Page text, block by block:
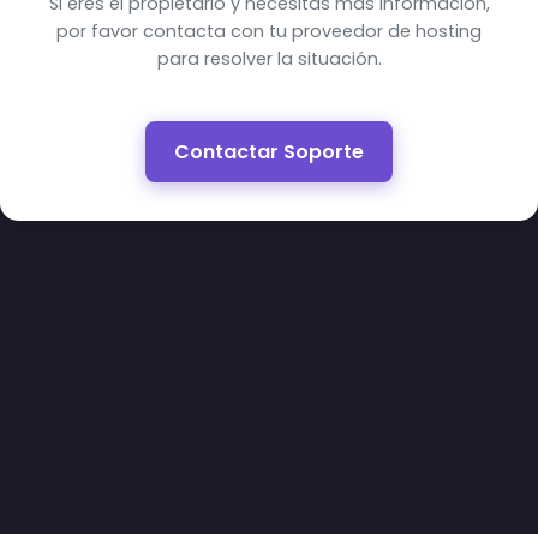
por favor contacta con tu proveedor de hosting
para resolver la situación.
Contactar Soporte